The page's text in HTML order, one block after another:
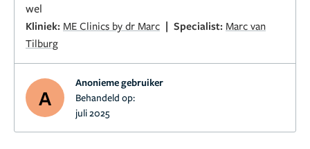
wel
Kliniek: ME Clinics by dr Marc | Specialist: Marc van
Tilburg
A
Anonieme gebruiker
Behandeld op:
juli 2025